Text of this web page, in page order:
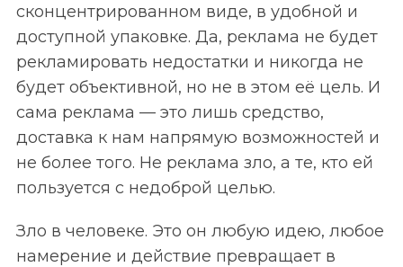
сконцентрированном виде, в удобной и
доступной упаковке. Да, реклама не будет
рекламировать недостатки и никогда не
будет объективной, но не в этом её цель. И
сама реклама — это лишь средство,
доставка к нам напрямую возможностей и
не более того. Не реклама зло, а те, кто ей
пользуется с недоброй целью.
Зло в человеке. Это он любую идею, любое
намерение и действие превращает в